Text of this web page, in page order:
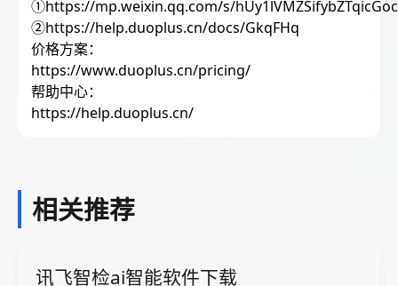
①https://mp.weixin.qq.com/s/
②https://help.duoplus.cn/docs/GkqFHq
价格方案：
https://www.duoplus.cn/pricing/
帮助中心：
https://help.duoplus.cn/
相关推荐
讯飞智检ai智能软件下载